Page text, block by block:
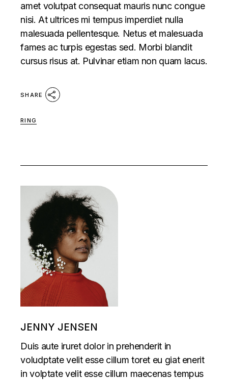
amet volutpat consequat mauris nunc congue
nisi. At ultrices mi tempus imperdiet nulla
malesuada pellentesque. Netus et malesuada
fames ac turpis egestas sed. Morbi blandit
cursus risus at. Pulvinar etiam non quam lacus.
SHARE
RING
JENNY JENSEN
Duis aute iruret dolor in prehenderit in
voludptate velit esse cillum toret eu giat enerit
in volptate velit esse cillum maecenas tempus